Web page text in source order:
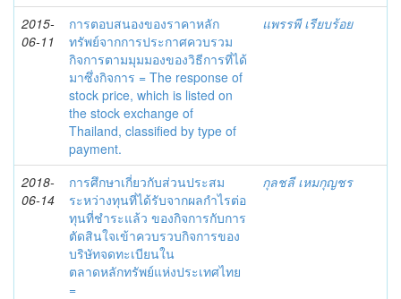
2015-
06-11
การตอบสนองของราคาหลัก
ทรัพย์จากการประกาศควบรวม
กิจการตามมุมมองของวิธีการที่ได้
มาซึ่งกิจการ = The response of
stock price, which is listed on
the stock exchange of
Thailand, classified by type of
payment.
แพรรพี เรียบร้อย
2018-
06-14
การศึกษาเกี่ยวกับส่วนประสม
ระหว่างทุนที่ได้รับจากผลกำไรต่อ
ทุนที่ชำระแล้ว ของกิจการกับการ
ตัดสินใจเข้าควบรวบกิจการของ
บริษัทจดทะเบียนใน
ตลาดหลักทรัพย์แห่งประเทศไทย
=
กุลชลี เหมกุญชร